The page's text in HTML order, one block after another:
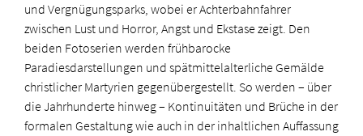
und Vergnügungsparks, wobei er Achterbahnfahrer
zwischen Lust und Horror, Angst und Ekstase zeigt. Den
beiden Fotoserien werden frühbarocke
Paradiesdarstellungen und spätmittelalterliche Gemälde
christlicher Martyrien gegenübergestellt. So werden – über
die Jahrhunderte hinweg – Kontinuitäten und Brüche in der
formalen Gestaltung wie auch in der inhaltlichen Auffassung